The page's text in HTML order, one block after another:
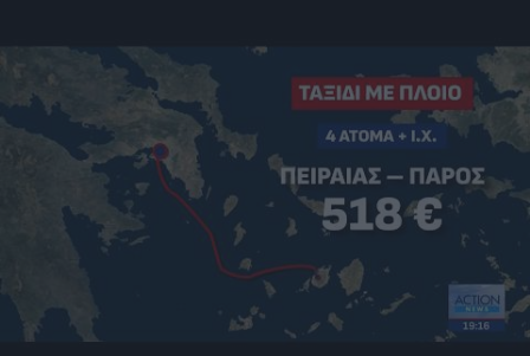
«Στην pole position για Κωνσταντέλια η
Ντόρτμουντ»